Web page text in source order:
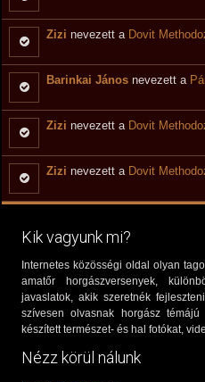
Zizi nevezett a Dovit
Barinkai János nevezett a
Zizi nevezett a Dovit
Zizi nevezett a Dovit
Kik vagyunk mi?
Internetes közösségi oldal olyan
amatőr horgászversenyek,
javaslatok, akik szeretnék
szívesen olvasnak horgász
készített természet- és hal fotókat,
Nézz körül nálunk